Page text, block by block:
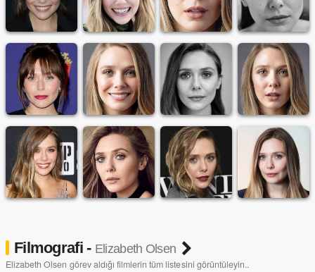
Filmografi - Elizabeth Olsen
Elizabeth Olsen görev aldığı filmlerin tüm listesini görüntüleyin..